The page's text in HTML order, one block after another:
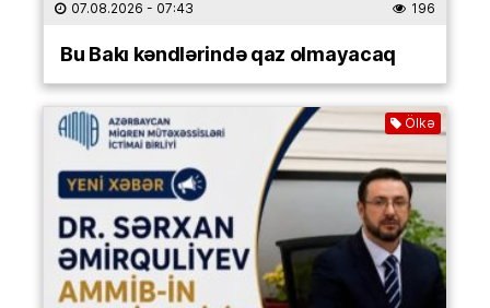
07.08.2026 - 07:43 196
Bu Bakı kəndlərində qaz olmayacaq
Ölkə